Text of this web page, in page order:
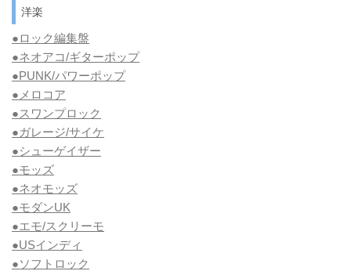
洋楽
●ロック編集盤
●ネオアコ/ギターポップ
●PUNK/パワーポップ
●メロコア
●スワンプロック
●ガレージ/サイケ
●シューゲイザー
●モッズ
●ネオモッズ
●モダンUK
●エモ/スクリーモ
●USインディ
●ソフトロック